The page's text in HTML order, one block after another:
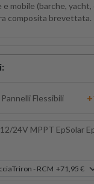
mobile (barche, yacht,
composita brevettata.
Flessibili
24V MPPT EpSolar